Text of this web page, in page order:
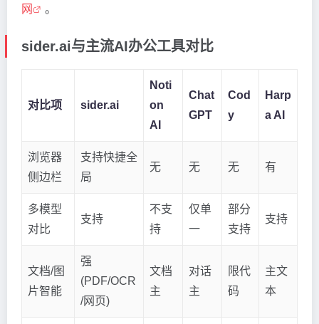
网
。
sider.ai与主流AI办公工具对比
对比项 sider.ai
Noti
on
AI
Chat
GPT
Cod
y
Harp
a AI
浏览器
侧边栏
支持快捷全
局
无 无 无 有
多模型
对比
支持
不支
持
仅单
一
部分
支持
支持
文档/图
片智能
强
(PDF/OCR
/网页)
文档
主
对话
主
限代
码
主文
本